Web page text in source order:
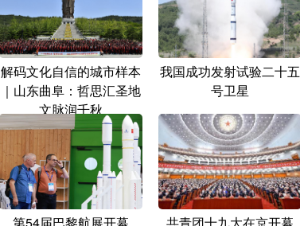
解码文化自信的城市样本
｜山东曲阜：哲思汇圣地
文脉润千秋
我国成功发射试验二十五
号卫星